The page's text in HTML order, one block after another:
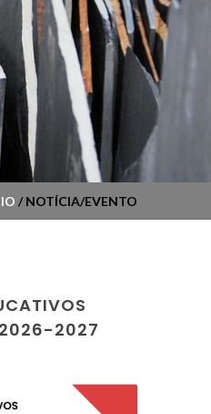
/ NOTÍCIA/EVENTO
2027